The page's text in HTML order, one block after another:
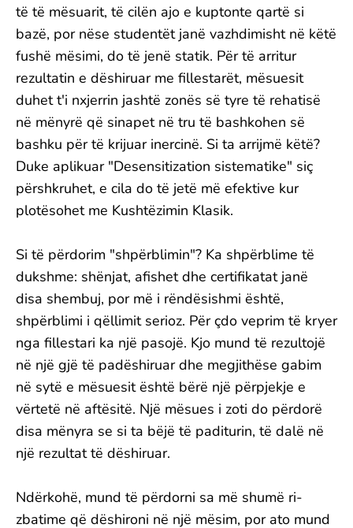
të të mësuarit, të cilën ajo e kuptonte qartë si
bazë, por nëse studentët janë vazhdimisht në këtë
fushë mësimi, do të jenë statik. Për të arritur
rezultatin e dëshiruar me fillestarët, mësuesit
duhet t'i nxjerrin jashtë zonës së tyre të rehatisë
në mënyrë që sinapet në tru të bashkohen së
bashku për të krijuar inercinë. Si ta arrijmë këtë?
Duke aplikuar "Desensitization sistematike" siç
përshkruhet, e cila do të jetë më efektive kur
plotësohet me Kushtëzimin Klasik.
Si të përdorim "shpërblimin"? Ka shpërblime të
dukshme: shënjat, afishet dhe certifikatat janë
disa shembuj, por më i rëndësishmi është,
shpërblimi i qëllimit serioz. Për çdo veprim të kryer
nga fillestari ka një pasojë. Kjo mund të rezultojë
në një gjë të padëshiruar dhe megjithëse gabim
në sytë e mësuesit është bërë një përpjekje e
vërtetë në aftësitë. Një mësues i zoti do përdorë
disa mënyra se si ta bëjë të paditurin, të dalë në
një rezultat të dëshiruar.
Ndërkohë, mund të përdorni sa më shumë ri-
zbatime që dëshironi në një mësim, por ato mund